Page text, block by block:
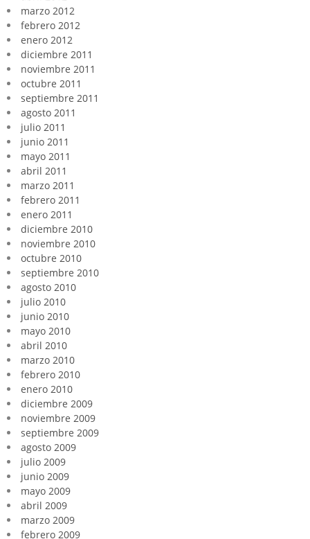
marzo 2012
febrero 2012
enero 2012
diciembre 2011
noviembre 2011
octubre 2011
septiembre 2011
agosto 2011
julio 2011
junio 2011
mayo 2011
abril 2011
marzo 2011
febrero 2011
enero 2011
diciembre 2010
noviembre 2010
octubre 2010
septiembre 2010
agosto 2010
julio 2010
junio 2010
mayo 2010
abril 2010
marzo 2010
febrero 2010
enero 2010
diciembre 2009
noviembre 2009
septiembre 2009
agosto 2009
julio 2009
junio 2009
mayo 2009
abril 2009
marzo 2009
febrero 2009